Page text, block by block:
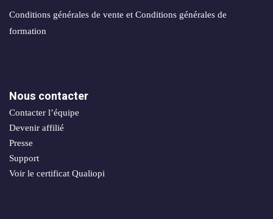
Conditions générales de vente et Conditions générales de
formation
Nous contacter
Contacter l’équipe
Devenir affilié
Presse
Support
Voir le certificat Qualiopi